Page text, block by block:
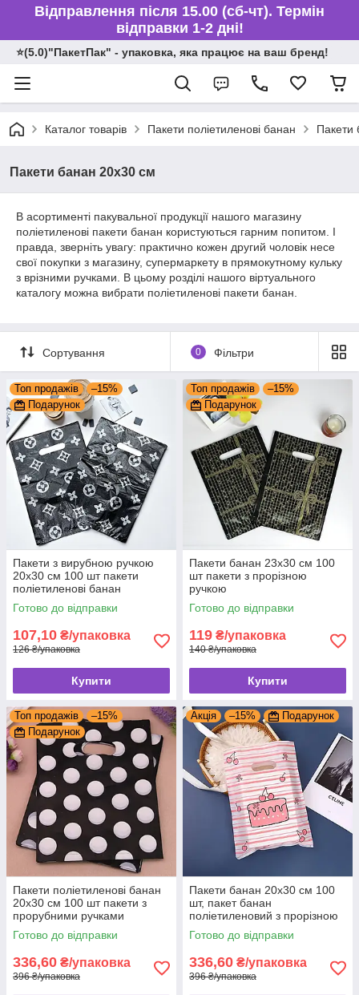
Відправлення після 15.00 (сб-чт). Термін
відправки 1-2 дні!
⭐️(5.0)"ПакетПак" - упаковка, яка працює на ваш бренд!
Каталог товарів Пакети поліетиленові банан Пакети
Пакети банан 20x30 см
В асортименті пакувальної продукції нашого магазину
поліетиленові пакети банан користуються гарним попитом. І
правда, зверніть увагу: практично кожен другий чоловік несе
свої покупки з магазину, супермаркету в прямокутному кульку
з врізними ручками. В цьому розділі нашого віртуального
каталогу можна вибрати поліетиленові пакети банан.
Сортування 0 Фільтри
Топ продажів
–15%
Подарунок
Пакети з вирубною ручкою
20x30 см 100 шт пакети
поліетиленові банан
Готово до відправки
107,10 ₴/упаковка
126 ₴/упаковка
Купити
Топ продажів
–15%
Подарунок
Пакети банан 23x30 см 100
шт пакети з прорізною
ручкою
Готово до відправки
119 ₴/упаковка
140 ₴/упаковка
Купити
Топ продажів
–15%
Подарунок
Пакети поліетиленові банан
20x30 см 100 шт пакети з
прорубними ручками
Готово до відправки
336,60 ₴/упаковка
396 ₴/упаковка
Акція –15% Подарунок
Пакети банан 20x30 см 100
шт, пакет банан
поліетиленовий з прорізною
ручкою
Готово до відправки
336,60 ₴/упаковка
396 ₴/упаковка